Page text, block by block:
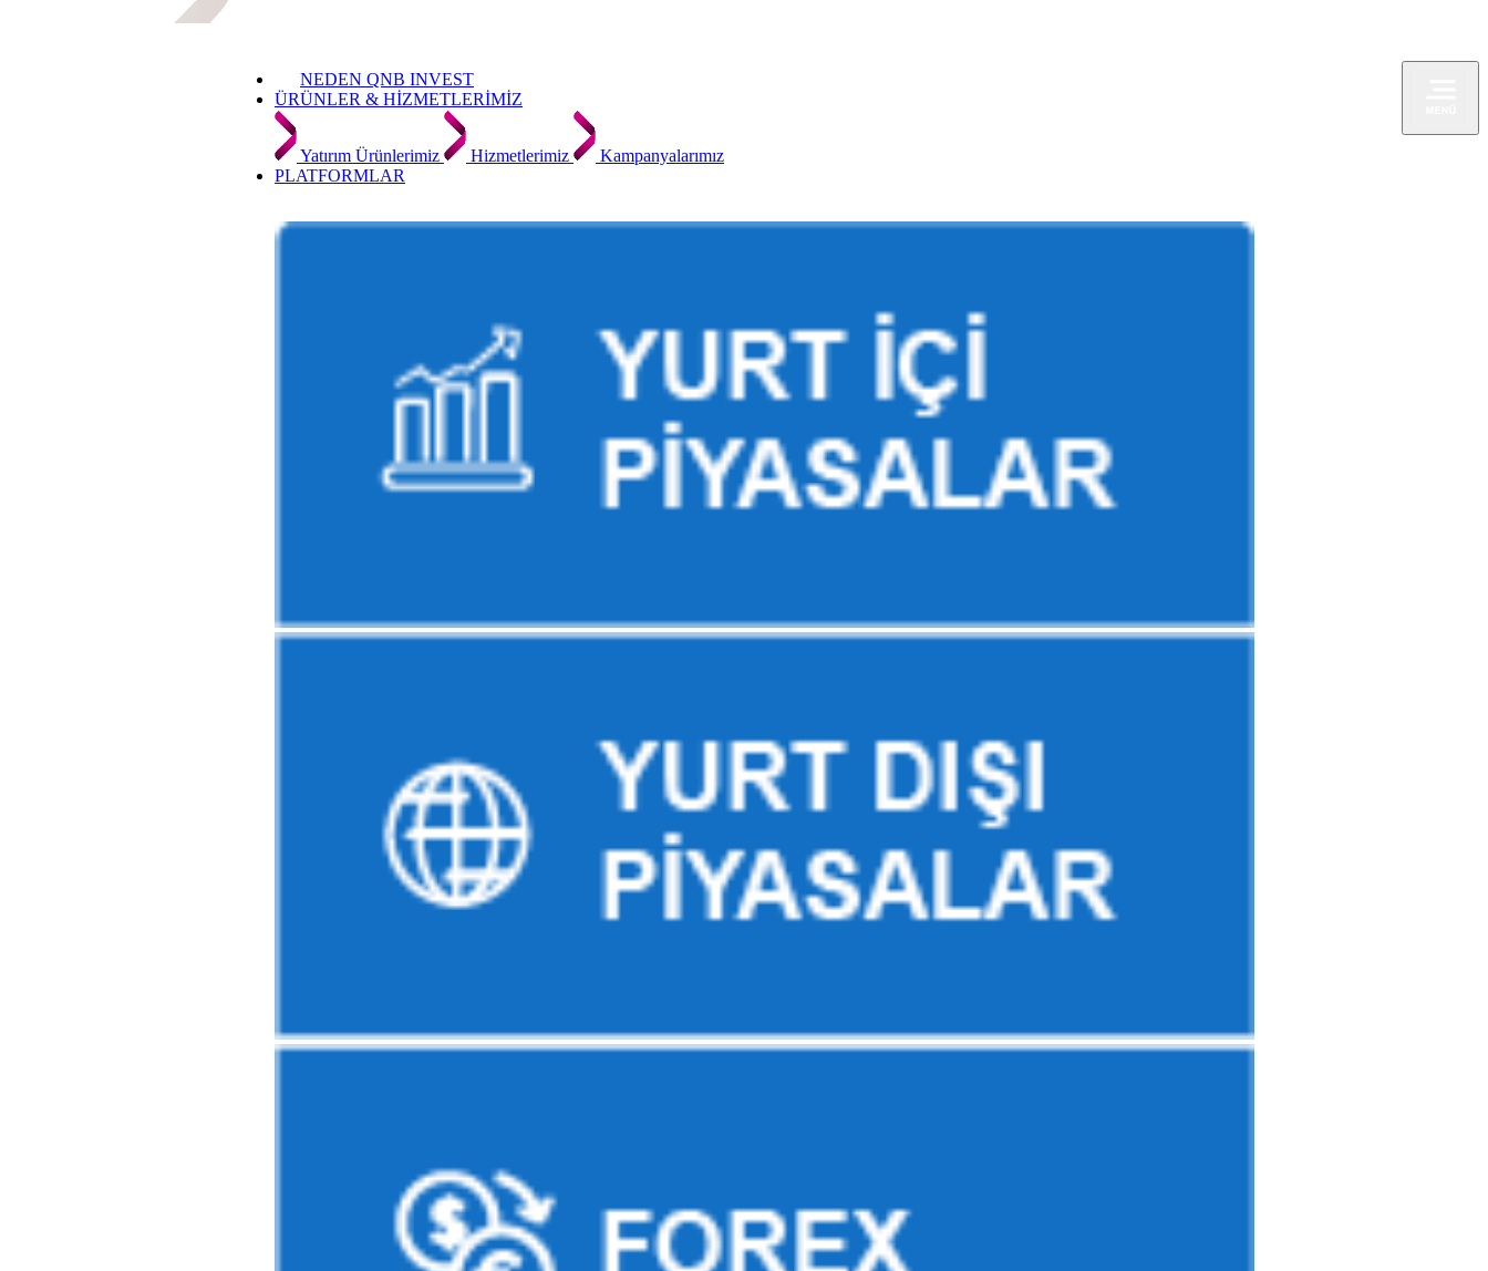
NEDEN QNB INVEST
ÜRÜNLER & HİZMETLERİMİZ
Yatırım Ürünlerimiz Hizmetlerimiz
Kampanyalarımız
PLATFORMLAR